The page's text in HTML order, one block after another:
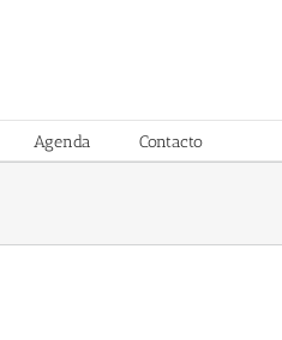
Agenda Contacto